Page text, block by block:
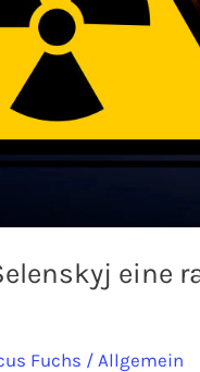
eine
Fuchs / Allgemein